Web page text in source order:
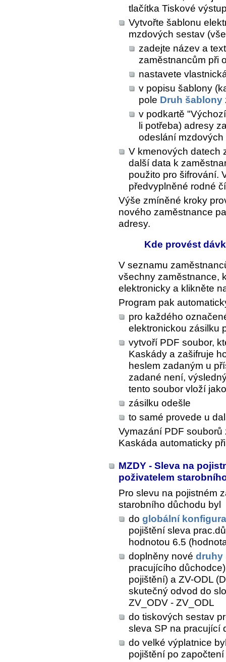
tlačítka Tiskové
Vytvořte šablonu
mzdových sestav
zadejte název a
zaměstnancům při
nastavete
v popisu šablony
pole Druh šablony
v podkartě
li potřeba) adresy
odeslání
V kmenových datech
další data k
použito pro šifrování.
předvyplněné rodné
Výše zmíněné kroky
nového zaměstnance
adresy.
Kde provést
V seznamu
všechny zaměstnance,
elektronicky a klikněte
Program pak
pro každého
elektronickou zásilku
vytvoří PDF soubor,
Kaskády a zašifruje
heslem zadaným u
zadané není,
tento soubor vloží
zásilku odešle
to samé provede u
Vymazání PDF
Kaskáda automaticky
MZDY - Sleva na
poživatelem
Pro slevu na pojistném
starobního důchodu byl
do globální
pojištění sleva
hodnotou 6.5
doplněny nové druhy
pracujícího
pojištění) a ZV-ODL
skutečný odvod do
ZV_ODV - ZV_ODL
do tiskových sestav
sleva SP na pracující
do velké výplatnice
pojištění po